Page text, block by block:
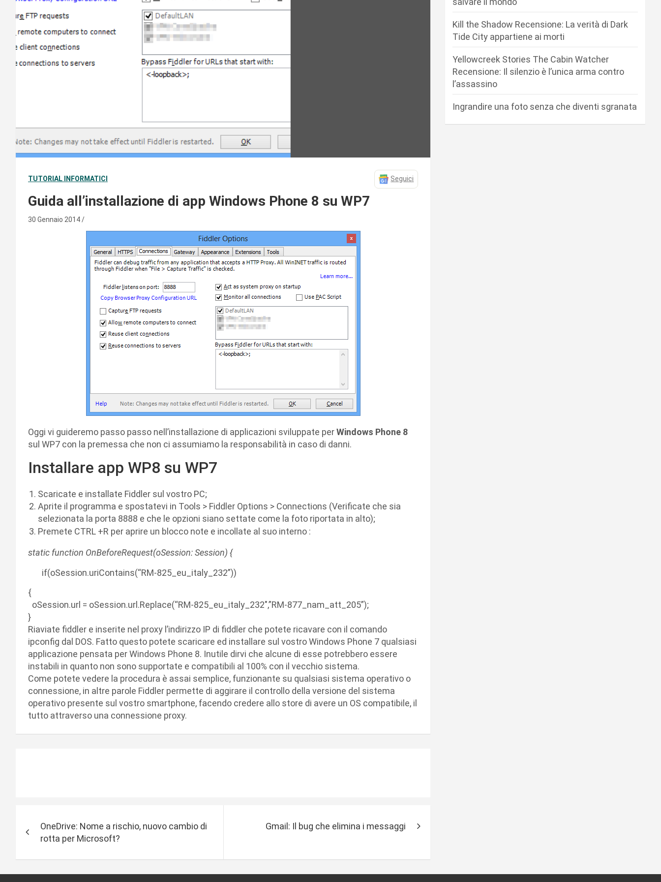
TUTORIAL INFORMATICI Seguici
Guida all’installazione di app Windows Phone 8 su WP7
30 Gennaio 2014
Oggi vi guideremo passo passo nell’installazione di applicazioni sviluppate perWindows Phone 8
sul WP7 con la premessa che non ci assumiamo la responsabilità in caso di danni.
Installare app WP8 su WP7
Scaricate e installate Fiddler sul vostro PC;
Aprite il programma e spostatevi in Tools > Fiddler Options > Connections (Verificate che sia
selezionata la porta 8888 e che le opzioni siano settate come la foto riportata in alto);
Premete CTRL +R per aprire un blocco note e incollate al suo interno :
static function OnBeforeRequest(oSession: Session) {
if(oSession.uriContains(“RM-825_eu_italy_232”))
{
oSession.url = oSession.url.Replace(“RM-825_eu_italy_232″,”RM-877_nam_att_205”);
}
Riaviate fiddler e inserite nel proxy l’indirizzo IP di fiddler che potete ricavare con il comando
ipconfig dal DOS. Fatto questo potete scaricare ed installare sul vostro Windows Phone 7 qualsiasi
applicazione pensata per Windows Phone 8. Inutile dirvi che alcune di esse potrebbero essere
instabili in quanto non sono supportate e compatibili al 100% con il vecchio sistema.
Come potete vedere la procedura è assai semplice, funzionante su qualsiasi sistema operativo o
connessione, in altre parole Fiddler permette di aggirare il controllo della versione del sistema
operativo presente sul vostro smartphone, facendo credere allo store di avere un OS compatibile, il
tutto attraverso una connessione proxy.
v
i
OneDrive: Nome a rischio, nuovo cambio di
rotta per Microsoft?
Gmail: Il bug che elimina i messaggi
Kill the Shadow Recensione: La verità di Dark
Tide City appartiene ai morti
Yellowcreek Stories The Cabin Watcher
Recensione: Il silenzio è l’unica arma contro
l’assassino
Ingrandire una foto senza che diventi sgranata